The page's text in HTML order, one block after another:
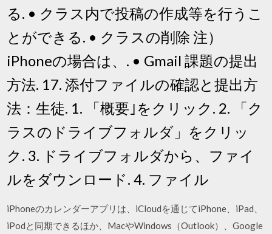
る. • クラス内で投稿の作成等を行うこ
とができる. • クラスの削除 注）
iPhoneの場合は、. • Gmail 課題の提出
方法. 17. 添付ファイルの確認と提出方
法：生徒. 1. 「概要｣をクリック. 2. 「ク
ラスのドライブフォルダ」をクリッ
ク. 3. ドライブフォルダから、ファイ
ルをダウンロード. 4. ファイル
iPhoneのカレンダーアプリは、iCloudを通じてiPhone、iPad、
iPodと同期できるほか、MacやWindows（Outlook）、Google